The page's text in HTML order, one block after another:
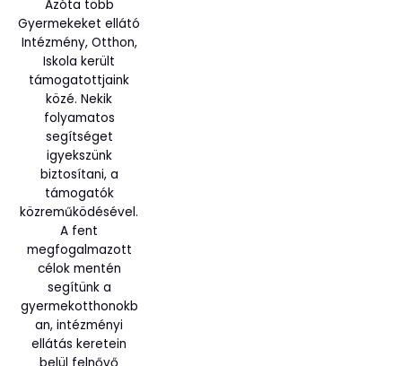
Azóta több
Gyermekeket ellátó
Intézmény, Otthon,
Iskola került
támogatottjaink
közé. Nekik
folyamatos
segítséget
igyekszünk
biztosítani, a
támogatók
közreműködésével.
A fent
megfogalmazott
célok mentén
segítünk a
gyermekotthonokb
an, intézményi
ellátás keretein